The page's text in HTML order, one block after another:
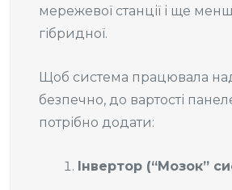
мережевої станції і ще
гібридної.
Щоб система працювала
безпечно, до вартості
потрібно додати:
Інвертор (“Мозок”